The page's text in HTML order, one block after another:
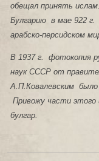
обещал принять
Булгарию в мае 922
арабско-персидском
В 1937 г. фотокопия
наук СССР от
А.П.Ковалевским было
Привожу части этого
булгар.